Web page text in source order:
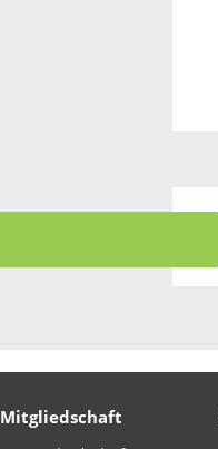
Mitgliedschaft